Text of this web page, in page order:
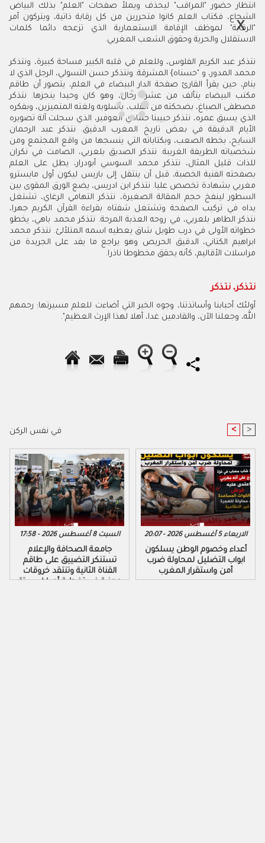
انتظار حضور "المراقب" ليحذف ويملأ صفحات "العلم" بذلك البياض
الشجاع، فكتاب العلم كانوا متحررين من كل رقابة ذاتية، ويتركون أمر
"الرقابة" لموظف الإقامة الاستعمارية الذي تزعجه دائما كلمات
الاستقلال والحرية وحقوق الشعب المغربي.
نتذكر عبد الكريم الفلوس، وللعلم في قلبه الكبير مساحة كبيرة، ونتذكر
محمد المدور، و "حسناه} المشرقة. ونتذكر حسن التسولي، الرجل الذي لا
ينام، حين يقرأ القارئ صفحة الدار البيضاء في العلم، يتصور أن طاقم
مكتب البيضاء يتألف من عشرة رجال، وهو كان وحيدا ينجزها. نتذكر
مصطفى الصباغ، بضحكته من القلب، بأسلوبه ولغته المتميزين، وبفكره
الذي يسبق عمره، نتذكر حبيبنا حمادي العوفير، الذي سجلت آلة تصويره
الأيام الدقيقة في بعض تاريخ المغرب الدقيق. نتذكر عبد الرحمان
السايح، بخطه الصعب، وبكتاباته التي ينسجها من واقع المجتمع ومن
شخصياته الطريفة الغريبة. نتذكر الصديق بلعربي، الصامت في نكران
للذات قليل المثال، نتذكر محمد السوسي أبودرار، يطل على العلم
بصفحته الفنية الخصبة، قبل أن ينتقل إلى باريس ليكون أول مايسترو
مغربي بشهادة تخصص عليا. نتذكر ابن ادريس، يضع الورق المقوى بين
السطور لينفخ حجم المقالة الصغيرة، نتذكر التهامي الرغاي، تشتغل
يداه في تركيب الصفحة وتشتغل شفتاه بقراءة القرآن الكريم جهرا،
نتذكر الطاهر بلعربي، في روحه العذبة المرحة. نتذكر محمد باهي، يخطو
خطواته الأولى في درب طويل شاق يعطيه اسمه المتلألئ. نتذكر محمد
ابراهيم الكتاني، الدقيق الحريص وهو يراجع ما يفد على الجريدة من
مراسلات الأقاليم، كأنه يحقق مخطوطا ناذرا.
نتذكر، نتذكر
أولئك أحبابنا وأساتذتنا، وجوه الخير التي أضاءت للعلم مسيرتها: رحمهم
الله، وجعلنا الآن، والقادمين غدا، أهلا لهذا الإرث العظيم".
في نفس الركن < >
السبت 8 أغسطس 2026 - 17:58
جامعة الصحافة والإعلام
تستنكر التضييق على طاقم
القناة الثانية وتنتقد خروقات
مهنية في تغطية أحداث سبتة
الاربعاء 5 أغسطس 2026 - 20:07
أعداء وخصوم الوطن يسلكون
ابواب التضليل لمحاولة ضرب
أمن واستقرار المغرب